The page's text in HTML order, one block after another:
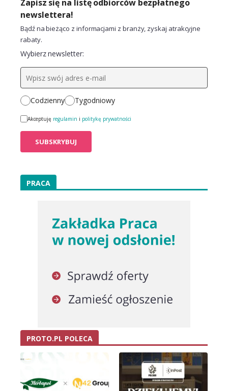
Zapisz się na listę odbiorców bezpłatnego
newslettera!
Bądź na bieżąco z informacjami z branży, zyskaj atrakcyjne
rabaty.
Wybierz newsletter:
Codzienny Tygodniowy
Akceptuję regulamin i politykę prywatności
PRACA
PROTO.PL POLECA